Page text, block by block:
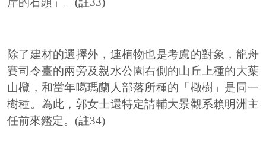
除了建材的選擇外，連植物也是考慮的對象，龍舟
賽司令臺的兩旁及親水公園右側的山丘上種的大葉
山欖，和當年噶瑪蘭人部落所種的「橄樹」是同一
樹種。為此，郭女士還特定請輔大景觀系賴明洲主
任前來鑑定。(註34)